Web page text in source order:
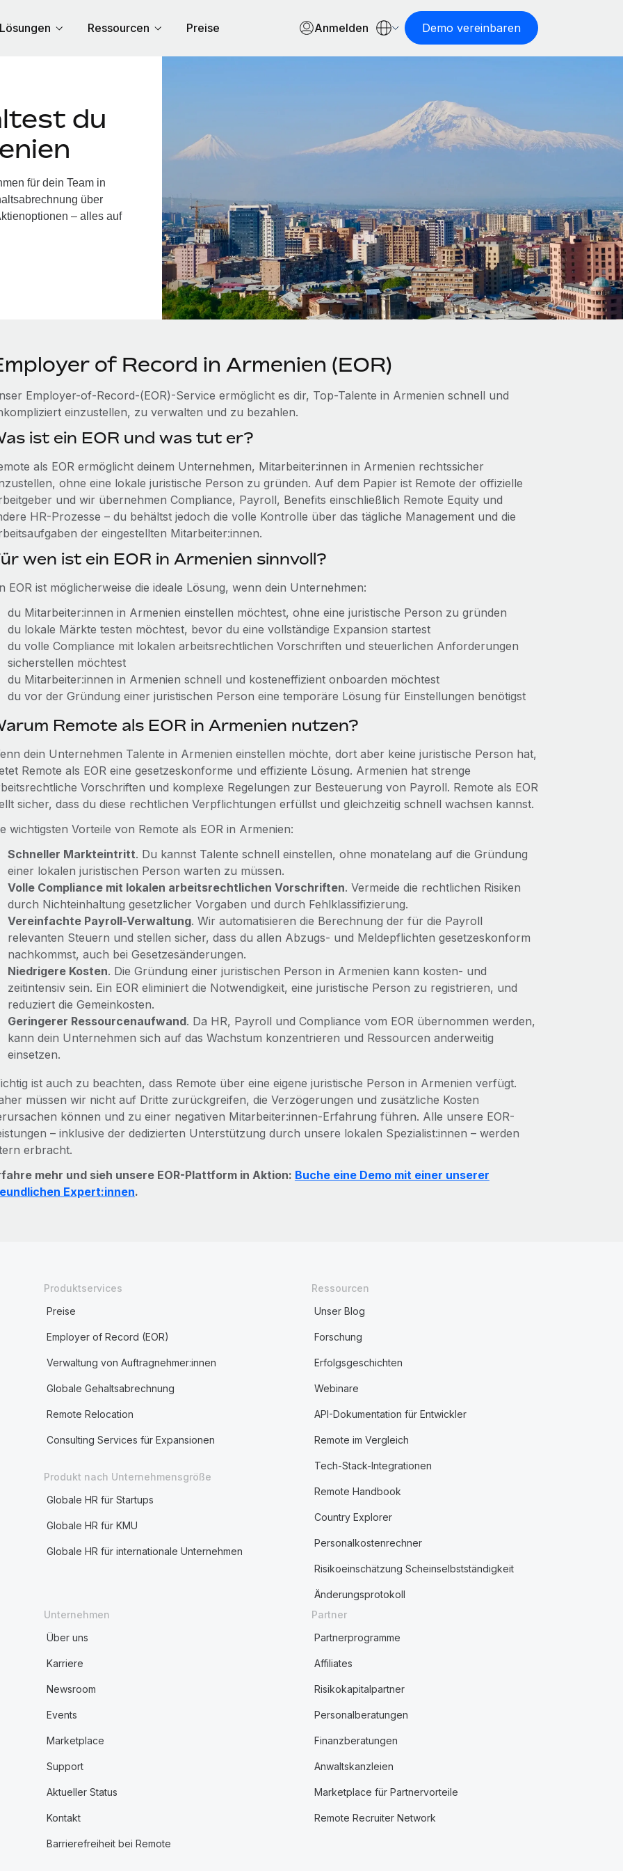
Lösungen Ressourcen Preise Anmelden Demo vereinbaren
du
für dein Team in
über
– alles auf
of Record in Armenien (EOR)
Employer-of-Record-(EOR)-Service ermöglicht es dir, Top-Talente in Armenien schnell und
einzustellen, zu verwalten und zu bezahlen.
ist ein EOR und was tut er?
als EOR ermöglicht deinem Unternehmen, Mitarbeiter:innen in Armenien rechtssicher
ohne eine lokale juristische Person zu gründen. Auf dem Papier ist Remote der offizielle
und wir übernehmen Compliance, Payroll, Benefits einschließlich Remote Equity und
HR-Prozesse – du behältst jedoch die volle Kontrolle über das tägliche Management und die
der eingestellten Mitarbeiter:innen.
wen ist ein EOR in Armenien sinnvoll?
EOR ist möglicherweise die ideale Lösung, wenn dein Unternehmen:
du Mitarbeiter:innen in Armenien einstellen möchtest, ohne eine juristische Person zu gründen
du lokale Märkte testen möchtest, bevor du eine vollständige Expansion startest
du volle Compliance mit lokalen arbeitsrechtlichen Vorschriften und steuerlichen Anforderungen
sicherstellen möchtest
du Mitarbeiter:innen in Armenien schnell und kosteneffizient onboarden möchtest
du vor der Gründung einer juristischen Person eine temporäre Lösung für Einstellungen benötigst
Remote als EOR in Armenien nutzen?
dein Unternehmen Talente in Armenien einstellen möchte, dort aber keine juristische Person hat,
Remote als EOR eine gesetzeskonforme und effiziente Lösung. Armenien hat strenge
Vorschriften und komplexe Regelungen zur Besteuerung von Payroll. Remote als EOR
sicher, dass du diese rechtlichen Verpflichtungen erfüllst und gleichzeitig schnell wachsen kannst.
wichtigsten Vorteile von Remote als EOR in Armenien:
Schneller Markteintritt. Du kannst Talente schnell einstellen, ohne monatelang auf die Gründung
einer lokalen juristischen Person warten zu müssen.
Volle Compliance mit lokalen arbeitsrechtlichen Vorschriften. Vermeide die rechtlichen Risiken
durch Nichteinhaltung gesetzlicher Vorgaben und durch Fehlklassifizierung.
Vereinfachte Payroll-Verwaltung. Wir automatisieren die Berechnung der für die Payroll
relevanten Steuern und stellen sicher, dass du allen Abzugs- und Meldepflichten gesetzeskonform
nachkommst, auch bei Gesetzesänderungen.
Niedrigere Kosten. Die Gründung einer juristischen Person in Armenien kann kosten- und
zeitintensiv sein. Ein EOR eliminiert die Notwendigkeit, eine juristische Person zu registrieren, und
reduziert die Gemeinkosten.
Geringerer Ressourcenaufwand. Da HR, Payroll und Compliance vom EOR übernommen werden,
kann dein Unternehmen sich auf das Wachstum konzentrieren und Ressourcen anderweitig
einsetzen.
ist auch zu beachten, dass Remote über eine eigene juristische Person in Armenien verfügt.
müssen wir nicht auf Dritte zurückgreifen, die Verzögerungen und zusätzliche Kosten
können und zu einer negativen Mitarbeiter:innen-Erfahrung führen. Alle unsere EOR-
– inklusive der dedizierten Unterstützung durch unsere lokalen Spezialist:innen – werden
erbracht.
mehr und sieh unsere EOR-Plattform in Aktion: Buche eine Demo mit einer unserer
Expert:innen.
Produktservices
Preise
Employer of Record (EOR)
Verwaltung von Auftragnehmer:innen
Globale Gehaltsabrechnung
Remote Relocation
Consulting Services für Expansionen
Produkt nach Unternehmensgröße
Globale HR für Startups
Globale HR für KMU
Globale HR für internationale Unternehmen
Ressourcen
Unser Blog
Forschung
Erfolgsgeschichten
Webinare
API-Dokumentation für Entwickler
Remote im Vergleich
Tech-Stack-Integrationen
Remote Handbook
Country Explorer
Personalkostenrechner
Risikoeinschätzung Scheinselbstständigkeit
Änderungsprotokoll
Unternehmen
Über uns
Karriere
Newsroom
Events
Marketplace
Support
Aktueller Status
Kontakt
Barrierefreiheit bei Remote
Partner
Partnerprogramme
Affiliates
Risikokapitalpartner
Personalberatungen
Finanzberatungen
Anwaltskanzleien
Marketplace für Partnervorteile
Remote Recruiter Network